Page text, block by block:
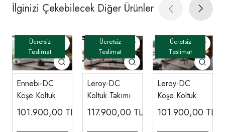
İlginizi Çekebilecek Diğer Ürünler
Ennebi-DC
Köşe Koltuk
101.900,00 TL
Leroy-DC
Koltuk Takımı
117.900,00 TL
Leroy-DC
Köşe Koltuk
101.900,00 TL